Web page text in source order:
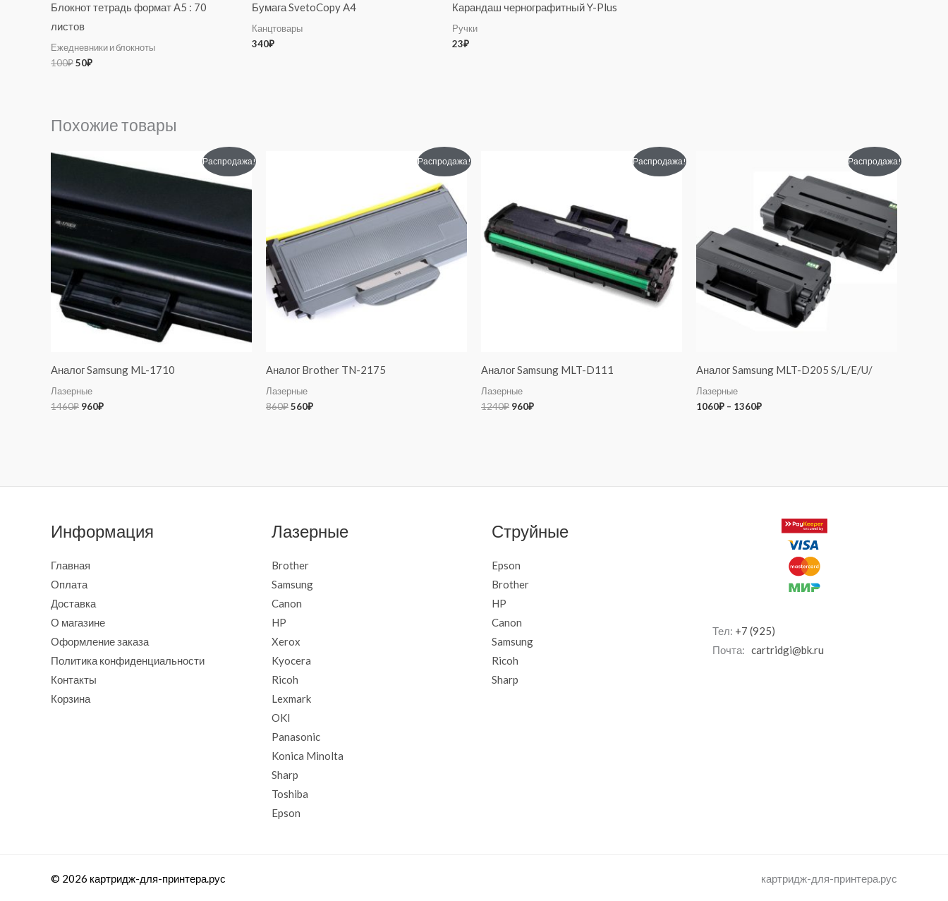
Блокнот тетрадь формат А5 : 70
листов
Ежедневники и блокноты
100₽50₽
Бумага SvetoCopy A4
Канцтовары
340₽
Карандаш чернографитный Y-Plus
Ручки
23₽
Похожие товары
Распродажа!
Аналог Samsung ML-1710
Лазерные
1460₽
Первоначальная
960₽
цена:
Распродажа!
Аналог Brother TN-2175
Лазерные
860₽560₽
Распродажа!
Аналог Samsung MLT-D111
Лазерные
1240₽ 960₽
Распродажа!
Аналог Samsung MLT-D205 S/L/E/U/
Лазерные
1060₽ – 1360₽
1060₽
1360₽
Информация
Главная
Оплата
Доставка
О магазине
Оформление заказа
Политика конфиденциальности
Контакты
Корзина
Лазерные
Brother
Samsung
Canon
HP
Xerox
Kyocera
Ricoh
Lexmark
OKI
Panasonic
Konica Minolta
Sharp
Toshiba
Epson
Струйные
Epson
Brother
HP
Canon
Samsung
Ricoh
Sharp
Тел: +7 (925)
Почта: cartridgi@bk.ru
© 2026 картридж-для-принтера.рус картридж-для-принтера.рус